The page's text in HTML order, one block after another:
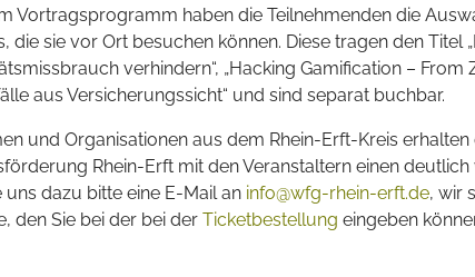
Vortragsprogramm haben die Teilnehmenden die
die sie vor Ort besuchen können. Diese tragen den Titel
verhindern“, „Hacking Gamification –
aus Versicherungssicht“ und sind separat buchbar.
und Organisationen aus dem Rhein-Erft-Kreis
Rhein-Erft mit den Veranstaltern einen
uns dazu bitte eine E-Mail an info@wfg-rhein-erft.de, wir
den Sie bei der bei der Ticketbestellung eingeben